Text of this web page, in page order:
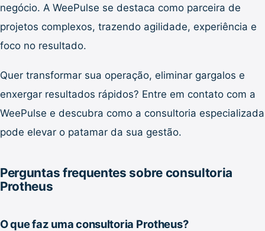
negócio. A WeePulse se destaca como parceira de
projetos complexos, trazendo agilidade, experiência e
foco no resultado.
Quer transformar sua operação, eliminar gargalos e
enxergar resultados rápidos? Entre em contato com a
WeePulse e descubra como a consultoria especializada
pode elevar o patamar da sua gestão.
Perguntas frequentes sobre consultoria
Protheus
O que faz uma consultoria Protheus?